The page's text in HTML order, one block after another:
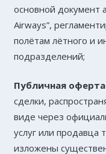
основной документ
Airways”,
полётам лётного и
подразделений;
Публичная оферта
сделки,
виде через
услуг или продавца
изложены